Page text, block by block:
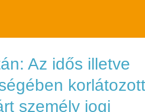
Az idős illetve
korlátozott
személy jogi